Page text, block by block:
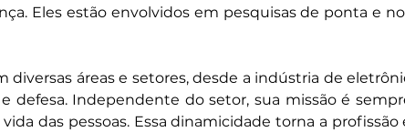
Eles estão envolvidos em pesquisas de ponta e
áreas e setores, desde a indústria de
defesa. Independente do setor, sua missão é
das pessoas. Essa dinamicidade torna a